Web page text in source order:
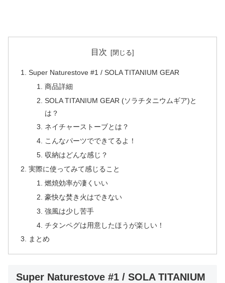
目次
Super Naturestove #1 / SOLA TITANIUM GEAR
商品詳細
SOLA TITANIUM GEAR (ソラチタニウムギア)と
は？
ネイチャーストーブとは？
こんなパーツでできてるよ！
収納はどんな感じ？
実際に使ってみて感じること
燃焼効率が凄くいい
豪快な焚き火はできない
強風は少し苦手
チタンペグは用意したほうが楽しい！
まとめ
Super Naturestove #1 / SOLA TITANIUM